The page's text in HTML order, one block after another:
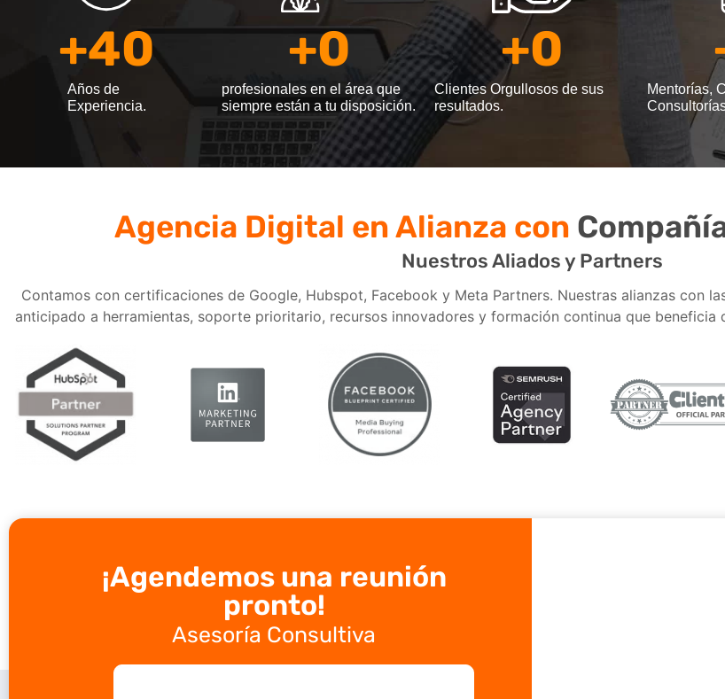
Años de
Experiencia.
+40
profesionales en el área que
siempre están a tu disposición.
+0
Clientes Orgullosos de sus
resultados.
+0
Mentorías,
Agencia Digital en Alianza con
Nuestros Aliados y Partners
Contamos con certificaciones de Google, Hubspot, Facebook y Meta Partners. Nuestras alianzas con
anticipado a herramientas, soporte prioritario, recursos innovadores y formación continua que
¡Agendemos una reunión
pronto!
Asesoría Consultiva